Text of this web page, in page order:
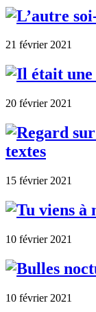
21 février 2021
20 février 2021
textes
15 février 2021
10 février 2021
10 février 2021